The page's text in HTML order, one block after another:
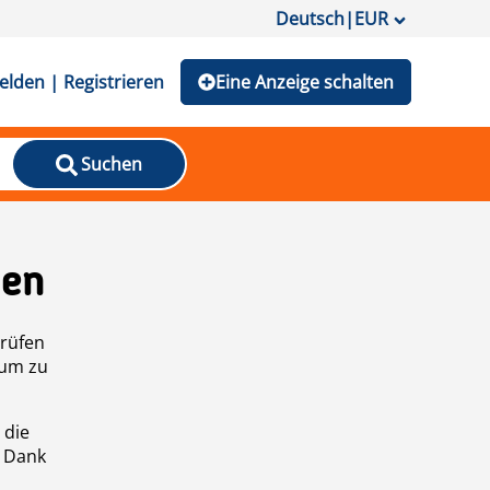
Deutsch|EUR
| Registrieren Eine Anzeige schalten
Suchen
zu
die